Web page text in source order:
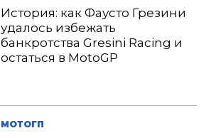
История: как Фаусто Грезини
удалось избежать
банкротства Gresini Racing и
остаться в MotoGP
МОТОГП